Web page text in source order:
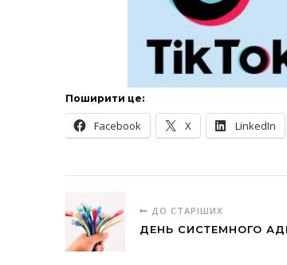
Поширити це:
Facebook X LinkedIn
ДО СТАРІШИХ
ДЕНЬ СИСТЕМНОГО